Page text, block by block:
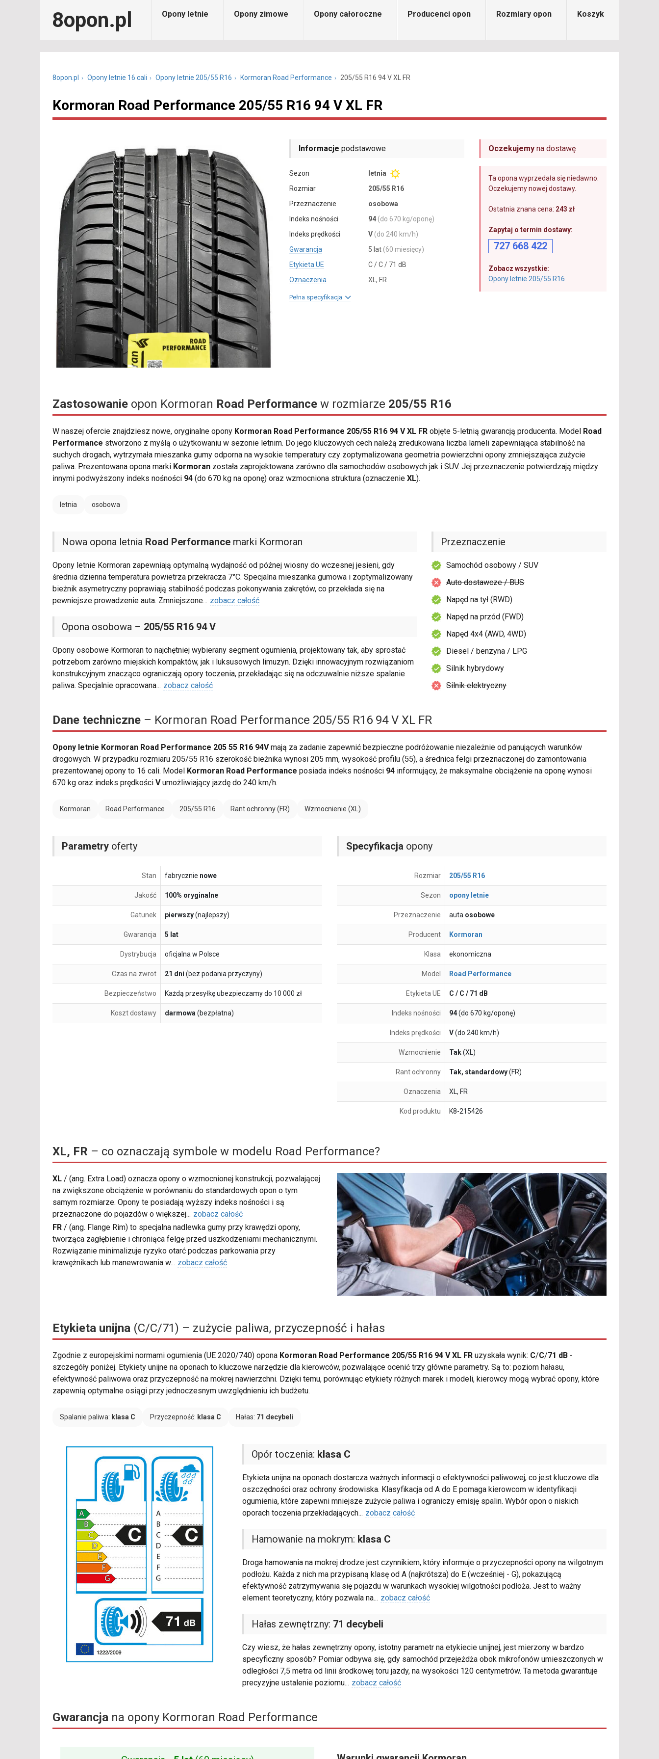
8opon.pl Opony letnie Opony zimowe Opony całoroczne Producenci opon Rozmiary opon Koszyk
8opon.pl Opony letnie 16 cali Opony letnie 205/55 R16 Kormoran Road Performance 205/55 R16 94 V XL FR
Kormoran Road Performance 205/55 R16 94 V XL FR
Informacje podstawowe
Sezon
letnia
Rozmiar
205/55 R16
Przeznaczenie
osobowa
Indeks nośności
94 (do 670 kg/oponę)
Indeks prędkości
V (do 240 km/h)
Gwarancja
5 lat (60 miesięcy)
Etykieta UE
C / C / 71 dB
Oznaczenia
XL, FR
Pełna specyfikacja
Oczekujemyna dostawę
Ta opona wyprzedała się niedawno.
Oczekujemy nowej dostawy.
Ostatnia znana cena: 243 zł
Zapytaj o termin dostawy:
727 668 422
Zobacz wszystkie:
Opony letnie 205/55 R16
Zastosowanie opon Kormoran Road Performance w rozmiarze 205/55 R16
W naszej ofercie znajdziesz nowe, oryginalne opony Kormoran Road Performance 205/55 R16 94 V XL FR objęte 5-letnią gwarancją producenta. Model Road
Performance stworzono z myślą o użytkowaniu w sezonie letnim. Do jego kluczowych cech należą zredukowana liczba lameli zapewniająca stabilność na
suchych drogach, wytrzymała mieszanka gumy odporna na wysokie temperatury czy zoptymalizowana geometria powierzchni opony zmniejszająca zużycie
paliwa. Prezentowana opona marki Kormoran została zaprojektowana zarówno dla samochodów osobowych jak i SUV. Jej przeznaczenie potwierdzają między
innymi podwyższony indeks nośności 94 (do 670 kg na oponę) oraz wzmocniona struktura (oznaczenie XL).
letnia osobowa
Nowa opona letnia Road Performance marki Kormoran
Opony letnie Kormoran zapewniają optymalną wydajność od późnej wiosny do wczesnej jesieni, gdy
średnia dzienna temperatura powietrza przekracza 7°C. Specjalna mieszanka gumowa i zoptymalizowany
bieżnik asymetryczny poprawiają stabilność podczas pokonywania zakrętów, co przekłada się na
pewniejsze prowadzenie auta. Zmniejszone... zobacz całość
Opona osobowa – 205/55 R16 94 V
Opony osobowe Kormoran to najchętniej wybierany segment ogumienia, projektowany tak, aby sprostać
potrzebom zarówno miejskich kompaktów, jak i luksusowych limuzyn. Dzięki innowacyjnym rozwiązaniom
konstrukcyjnym znacząco ograniczają opory toczenia, przekładając się na odczuwalnie niższe spalanie
paliwa. Specjalnie opracowana... zobacz całość
Przeznaczenie
Samochód osobowy / SUV
Auto dostawcze / BUS
Napęd na tył (RWD)
Napęd na przód (FWD)
Napęd 4x4 (AWD, 4WD)
Diesel / benzyna / LPG
Silnik hybrydowy
Silnik elektryczny
Dane techniczne – Kormoran Road Performance 205/55 R16 94 V XL FR
Opony letnie Kormoran Road Performance 205 55 R16 94Vmają za zadanie zapewnić bezpieczne podróżowanie niezależnie od panujących warunków
drogowych. W przypadku rozmiaru 205/55 R16 szerokość bieżnika wynosi 205 mm, wysokość profilu (55), a średnica felgi przeznaczonej do zamontowania
prezentowanej opony to 16 cali. Model Kormoran Road Performance posiada indeks nośności 94 informujący, że maksymalne obciążenie na oponę wynosi
670 kg oraz indeks prędkości Vumożliwiający jazdę do 240 km/h.
Kormoran Road Performance 205/55 R16 Rant ochronny (FR) Wzmocnienie (XL)
Parametry oferty
Stan fabrycznie nowe
Jakość 100% oryginalne
Gatunek pierwszy(najlepszy)
Gwarancja 5 lat
Dystrybucja oficjalna w Polsce
Czas na zwrot 21 dni (bez podania przyczyny)
Bezpieczeństwo Każdą przesyłkę ubezpieczamy do 10 000 zł
Koszt dostawy darmowa(bezpłatna)
Specyfikacja opony
Rozmiar 205/55 R16
Sezon opony letnie
Przeznaczenie auta osobowe
Producent Kormoran
Klasa ekonomiczna
Model Road Performance
Etykieta UE C / C / 71 dB
Indeks nośności 94(do 670 kg/oponę)
Indeks prędkości V(do 240 km/h)
Wzmocnienie Tak(XL)
Rant ochronny Tak, standardowy(FR)
Oznaczenia XL, FR
Kod produktu K8-215426
XL, FR – co oznaczają symbole w modelu Road Performance?
XL / (ang. Extra Load) oznacza opony o wzmocnionej konstrukcji, pozwalającej
na zwiększone obciążenie w porównaniu do standardowych opon o tym
samym rozmiarze. Opony te posiadają wyższy indeks nośności i są
przeznaczone do pojazdów o większej... zobacz całość
FR / (ang. Flange Rim) to specjalna nadlewka gumy przy krawędzi opony,
tworząca zagłębienie i chroniąca felgę przed uszkodzeniami mechanicznymi.
Rozwiązanie minimalizuje ryzyko otarć podczas parkowania przy
krawężnikach lub manewrowania w... zobacz całość
Etykieta unijna (C/C/71) – zużycie paliwa, przyczepność i hałas
Zgodnie z europejskimi normami ogumienia (UE 2020/740) opona Kormoran Road Performance 205/55 R16 94 V XL FR uzyskała wynik: C/C/71 dB -
szczegóły poniżej. Etykiety unijne na oponach to kluczowe narzędzie dla kierowców, pozwalające ocenić trzy główne parametry. Są to: poziom hałasu,
efektywność paliwowa oraz przyczepność na mokrej nawierzchni. Dzięki temu, porównując etykiety różnych marek i modeli, kierowcy mogą wybrać opony, które
zapewnią optymalne osiągi przy jednoczesnym uwzględnieniu ich budżetu.
Spalanie paliwa: klasa C Przyczepność: klasa C Hałas: 71 decybeli
Opór toczenia: klasa C
Etykieta unijna na oponach dostarcza ważnych informacji o efektywności paliwowej, co jest kluczowe dla
oszczędności oraz ochrony środowiska. Klasyfikacja od A do E pomaga kierowcom w identyfikacji
ogumienia, które zapewni mniejsze zużycie paliwa i ograniczy emisję spalin. Wybór opon o niskich
oporach toczenia przekładających... zobacz całość
Hamowanie na mokrym: klasa C
Droga hamowania na mokrej drodze jest czynnikiem, który informuje o przyczepności opony na wilgotnym
podłożu. Każda z nich ma przypisaną klasę od A (najkrótsza) do E (wcześniej - G), pokazującą
efektywność zatrzymywania się pojazdu w warunkach wysokiej wilgotności podłoża. Jest to ważny
element teoretyczny, który pozwala na... zobacz całość
Hałas zewnętrzny: 71 decybeli
Czy wiesz, że hałas zewnętrzny opony, istotny parametr na etykiecie unijnej, jest mierzony w bardzo
specyficzny sposób? Pomiar odbywa się, gdy samochód przejeżdża obok mikrofonów umieszczonych w
odległości 7,5 metra od linii środkowej toru jazdy, na wysokości 120 centymetrów. Ta metoda gwarantuje
precyzyjne ustalenie poziomu... zobacz całość
Gwarancja na opony Kormoran Road Performance